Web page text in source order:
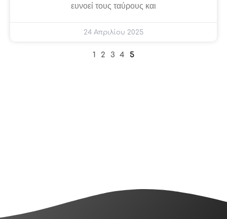
ευνοεί τους ταύρους και
24 Απριλίου 2025
1 2 3 4 5